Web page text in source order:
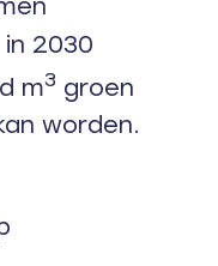
2030
m3 groen
worden.